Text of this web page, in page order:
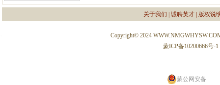
关于我们 诚聘英才 版权说
Copyright© 2024
蒙ICP备10200666号-1
蒙公网安备